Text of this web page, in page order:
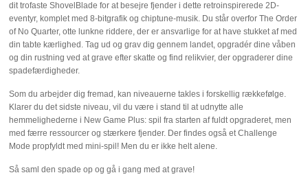
dit trofaste ShovelBlade for at besejre fjender i dette retroinspirerede 2D-
eventyr, komplet med 8-bitgrafik og chiptune-musik. Du står overfor The Order
of No Quarter, otte lunkne riddere, der er ansvarlige for at have stukket af med
din tabte kærlighed. Tag ud og grav dig gennem landet, opgradér dine våben
og din rustning ved at grave efter skatte og find relikvier, der opgraderer dine
spadefærdigheder.
Som du arbejder dig fremad, kan niveauerne takles i forskellig rækkefølge.
Klarer du det sidste niveau, vil du være i stand til at udnytte alle
hemmelighederne i New Game Plus: spil fra starten af fuldt opgraderet, men
med færre ressourcer og stærkere fjender. Der findes også et Challenge
Mode propfyldt med mini-spil! Men du er ikke helt alene.
Så saml den spade op og gå i gang med at grave!